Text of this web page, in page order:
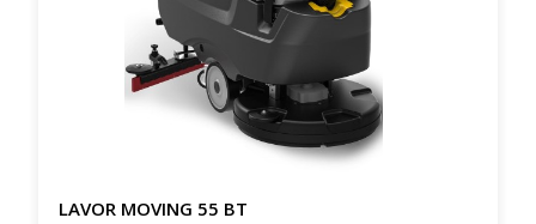
LAVOR MOVING 55 BT